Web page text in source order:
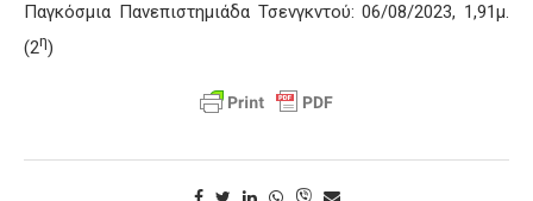
Παγκόσμια Πανεπιστημιάδα Τσενγκντού: 06/08/2023, 1,91μ.
(2η)